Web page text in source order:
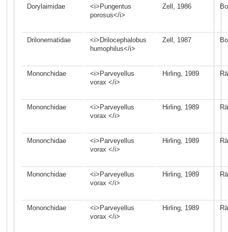
Dorylaimidae
<i>Pungentus
porosus</i>
Zell, 1986
Drilonematidae
<i>Drilocephalobus
humophilus</i>
Zell, 1987
Mononchidae
<i>Parveyellus
vorax </i>
Hirling, 1989
Mononchidae
<i>Parveyellus
vorax </i>
Hirling, 1989
Mononchidae
<i>Parveyellus
vorax </i>
Hirling, 1989
Mononchidae
<i>Parveyellus
vorax </i>
Hirling, 1989
Mononchidae
<i>Parveyellus
vorax </i>
Hirling, 1989